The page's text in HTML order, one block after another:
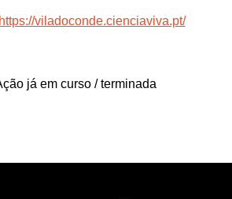
https://viladoconde.cienciaviva.pt/
já em curso / terminada